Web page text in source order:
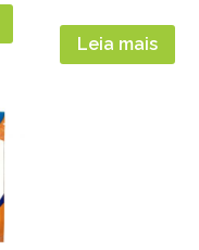
Leia mais